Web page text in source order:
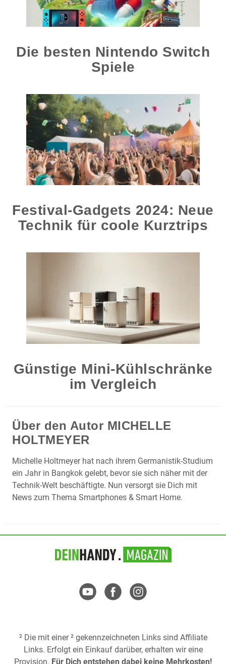
Die besten Nintendo Switch
Spiele
Festival-Gadgets 2024: Neue
Technik für coole Kurztrips
Günstige Mini-Kühlschränke
im Vergleich
Über den Autor MICHELLE
HOLTMEYER
Michelle Holtmeyer hat nach ihrem Germanistik-Studium
ein Jahr in Bangkok gelebt, bevor sie sich näher mit der
Technik-Welt beschäftigte. Nun versorgt sie Dich mit
News zum Thema Smartphones & Smart Home.
² Die mit einer ² gekennzeichneten Links sind Affiliate
Links. Erfolgt ein Einkauf darüber, erhalten wir eine
Provision. Für Dich entstehen dabei keine Mehrkosten!